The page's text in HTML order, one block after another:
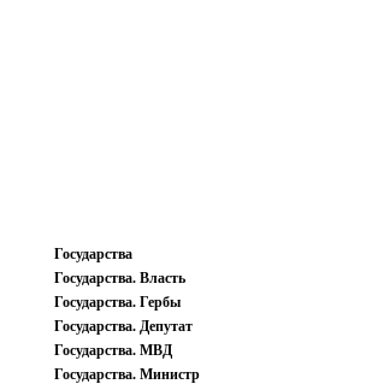
Государства
Государства. Власть
Государства. Гербы
Государства. Депутат
Государства. МВД
Государства. Министр